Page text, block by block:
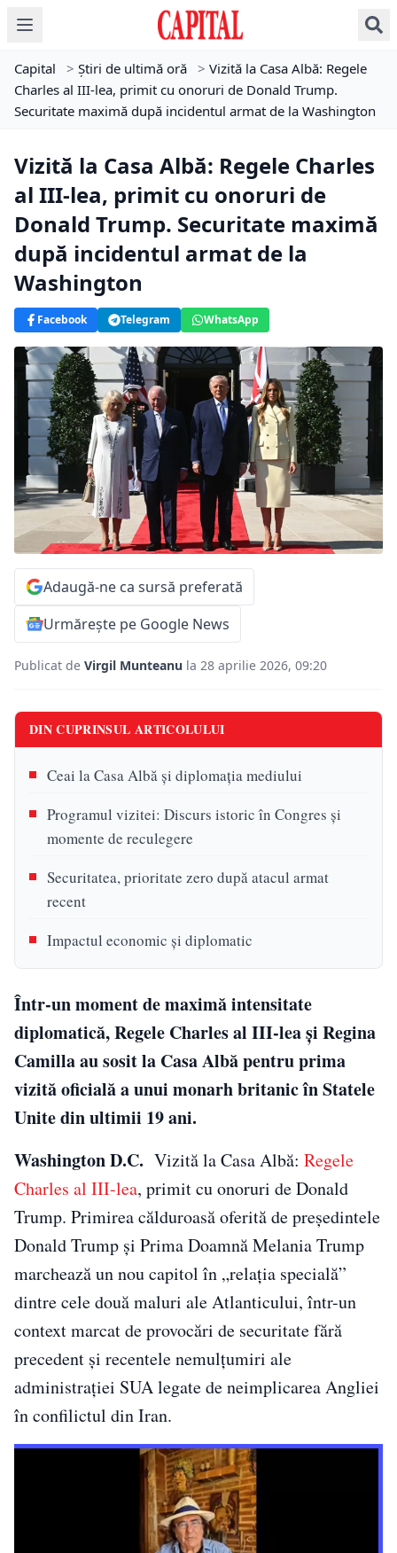
Capital > Știri de ultimă oră > Vizită la Casa Albă: Regele
Charles al III-lea, primit cu onoruri de Donald Trump.
Securitate maximă după incidentul armat de la Washington
Vizită la Casa Albă: Regele Charles
al III-lea, primit cu onoruri de
Donald Trump. Securitate maximă
după incidentul armat de la
Washington
Facebook Telegram WhatsApp
Adaugă-ne ca sursă preferată
Urmărește pe Google News
Publicat de Virgil Munteanu la 28 aprilie 2026, 09:20
DIN CUPRINSUL ARTICOLULUI
Ceai la Casa Albă și diplomația mediului
Programul vizitei: Discurs istoric în Congres și
momente de reculegere
Securitatea, prioritate zero după atacul armat
recent
Impactul economic și diplomatic
Într-un moment de maximă intensitate
diplomatică, Regele Charles al III-lea și Regina
Camilla au sosit la Casa Albă pentru prima
vizită oficială a unui monarh britanic în Statele
Unite din ultimii 19 ani.
Washington D.C. Vizită la Casa Albă: Regele
Charles al III-lea, primit cu onoruri de Donald
Trump. Primirea călduroasă oferită de președintele
Donald Trump și Prima Doamnă Melania Trump
marchează un nou capitol în „relația specială”
dintre cele două maluri ale Atlanticului, într-un
context marcat de provocări de securitate fără
precedent și recentele nemulțumiri ale
administrației SUA legate de neimplicarea Angliei
în confilictul din Iran.